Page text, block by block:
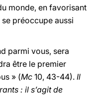
monde, en favorisant
préoccupe aussi
parmi vous, sera
être le premier
» (Mc 10, 43-44). Il
: il s’agit de